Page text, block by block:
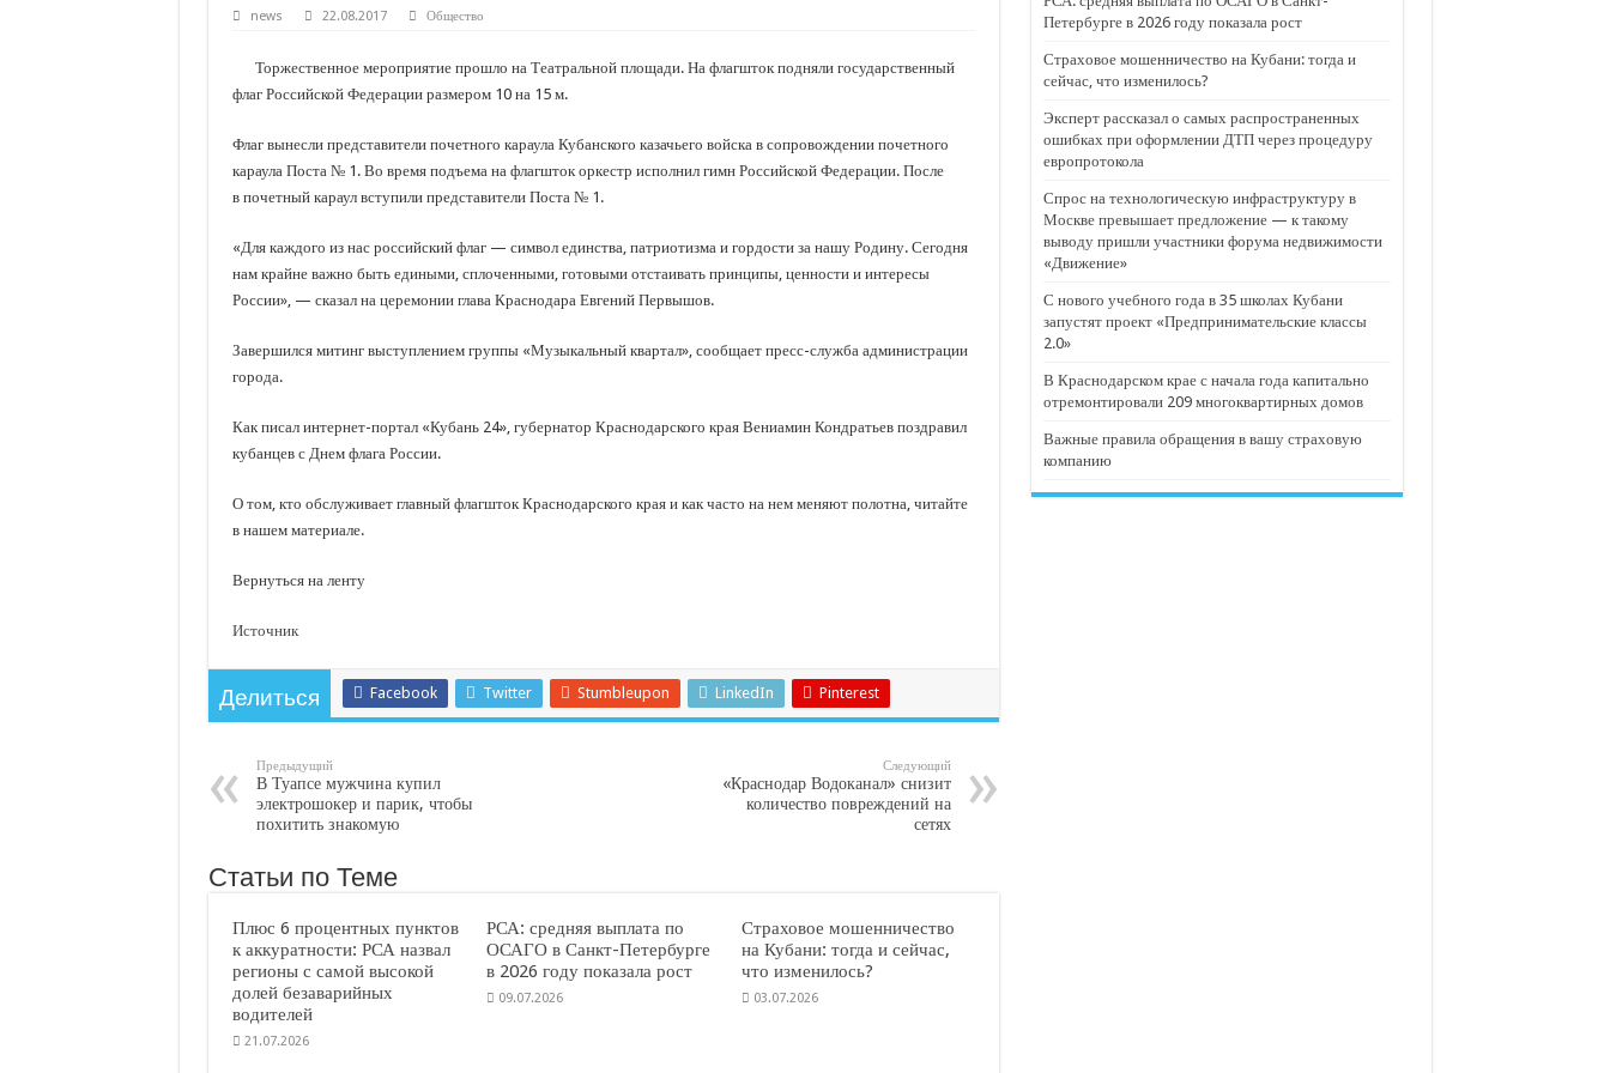
С нового учебного года в 35 школах Кубани запустят проект «Предпринимательские классы 2.0»
Важные правила обращения в вашу страховую компанию
Стартовал прием заявок на 20-й юбилейный молодежный форум «Регион 93»
news 22.08.2017 Общество
Торжественное мероприятие прошло на Театральной площади. На флагшток подняли государственный
флаг Российской Федерации размером 10 на 15 м.
Флаг вынесли представители почетного караула Кубанского казачьего войска в сопровождении почетного
караула Поста № 1. Во время подъема на флагшток оркестр исполнил гимн Российской Федерации. После
в почетный караул вступили представители Поста № 1.
«Для каждого из нас российский флаг — символ единства, патриотизма и гордости за нашу Родину. Сегодня
нам крайне важно быть едиными, сплоченными, готовыми отстаивать принципы, ценности и интересы
России», — сказал на церемонии глава Краснодара Евгений Первышов.
Завершился митинг выступлением группы «Музыкальный квартал», сообщает пресс-служба администрации
города.
Как писал интернет-портал «Кубань 24», губернатор Краснодарского края Вениамин Кондратьев поздравил
кубанцев с Днем флага России.
О том, кто обслуживает главный флагшток Краснодарского края и как часто на нем меняют полотна, читайте
в нашем материале.
Вернуться на ленту
Источник
Делиться Facebook Twitter Stumbleupon LinkedIn Pinterest
Предыдущий
В Туапсе мужчина купил
электрошокер и парик, чтобы
похитить знакомую
Следующий
«Краснодар Водоканал» снизит
количество повреждений на
сетях
Статьи по Теме
Плюс 6 процентных пунктов
к аккуратности: РСА назвал
регионы с самой высокой
долей безаварийных
водителей
21.07.2026
РСА: средняя выплата по
ОСАГО в Санкт-Петербурге
в 2026 году показала рост
09.07.2026
Страховое мошенничество
на Кубани: тогда и сейчас,
что изменилось?
03.07.2026
Петербурге в 2026 году показала рост
Страховое мошенничество на Кубани: тогда и
сейчас, что изменилось?
Эксперт рассказал о самых распространенных
ошибках при оформлении ДТП через процедуру
европротокола
Спрос на технологическую инфраструктуру в
Москве превышает предложение — к такому
выводу пришли участники форума недвижимости
«Движение»
С нового учебного года в 35 школах Кубани
запустят проект «Предпринимательские классы
2.0»
В Краснодарском крае с начала года капитально
отремонтировали 209 многоквартирных домов
Важные правила обращения в вашу страховую
компанию